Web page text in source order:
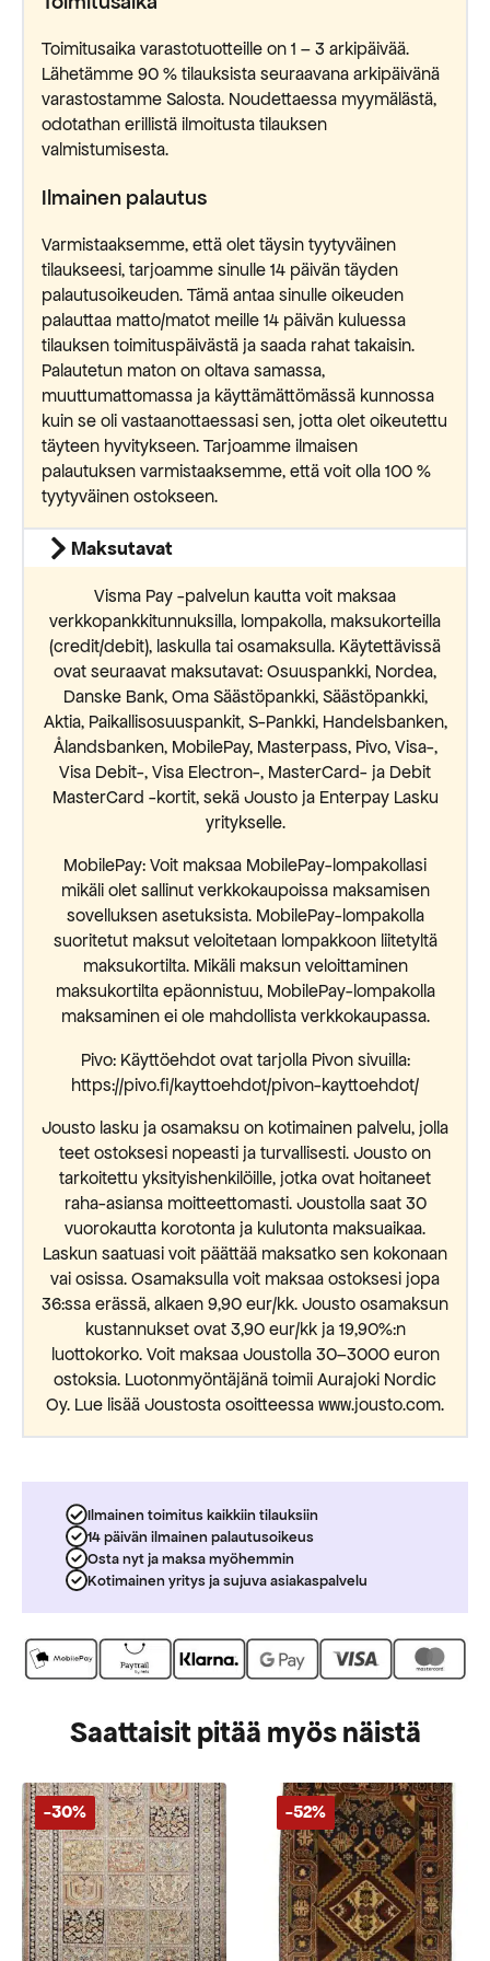
Toimitusaika varastotuotteille on 1 – 3 arkipäivää.
Lähetämme 90 % tilauksista seuraavana arkipäivänä
varastostamme Salosta. Noudettaessa myymälästä,
odotathan erillistä ilmoitusta tilauksen
valmistumisesta.
Ilmainen palautus
Varmistaaksemme, että olet täysin tyytyväinen
tilaukseesi, tarjoamme sinulle 14 päivän täyden
palautusoikeuden. Tämä antaa sinulle oikeuden
palauttaa matto/matot meille 14 päivän kuluessa
tilauksen toimituspäivästä ja saada rahat takaisin.
Palautetun maton on oltava samassa,
muuttumattomassa ja käyttämättömässä kunnossa
kuin se oli vastaanottaessasi sen, jotta olet oikeutettu
täyteen hyvitykseen. Tarjoamme ilmaisen
palautuksen varmistaaksemme, että voit olla 100 %
tyytyväinen ostokseen.
Maksutavat
Visma Pay -palvelun kautta voit maksaa
verkkopankkitunnuksilla, lompakolla, maksukorteilla
(credit/debit), laskulla tai osamaksulla. Käytettävissä
ovat seuraavat maksutavat: Osuuspankki, Nordea,
Danske Bank, Oma Säästöpankki, Säästöpankki,
Aktia, Paikallisosuuspankit, S-Pankki, Handelsbanken,
Ålandsbanken, MobilePay, Masterpass, Pivo, Visa-,
Visa Debit-, Visa Electron-, MasterCard- ja Debit
MasterCard -kortit, sekä Jousto ja Enterpay Lasku
yritykselle.
MobilePay: Voit maksaa MobilePay-lompakollasi
mikäli olet sallinut verkkokaupoissa maksamisen
sovelluksen asetuksista. MobilePay-lompakolla
suoritetut maksut veloitetaan lompakkoon liitetyltä
maksukortilta. Mikäli maksun veloittaminen
maksukortilta epäonnistuu, MobilePay-lompakolla
maksaminen ei ole mahdollista verkkokaupassa.
Pivo: Käyttöehdot ovat tarjolla Pivon sivuilla:
https://pivo.fi/kayttoehdot/pivon-kayttoehdot/
Jousto lasku ja osamaksu on kotimainen palvelu, jolla
teet ostoksesi nopeasti ja turvallisesti. Jousto on
tarkoitettu yksityishenkilöille, jotka ovat hoitaneet
raha-asiansa moitteettomasti. Joustolla saat 30
vuorokautta korotonta ja kulutonta maksuaikaa.
Laskun saatuasi voit päättää maksatko sen kokonaan
vai osissa. Osamaksulla voit maksaa ostoksesi jopa
36:ssa erässä, alkaen 9,90 eur/kk. Jousto osamaksun
kustannukset ovat 3,90 eur/kk ja 19,90%:n
luottokorko. Voit maksaa Joustolla 30–3000 euron
ostoksia. Luotonmyöntäjänä toimii Aurajoki Nordic
Oy. Lue lisää Joustosta osoitteessa www.jousto.com.
Ilmainen toimitus kaikkiin tilauksiin
14 päivän ilmainen palautusoikeus
Osta nyt ja maksa myöhemmin
Kotimainen yritys ja sujuva asiakaspalvelu
Saattaisit pitää myös näistä
-30% -52%